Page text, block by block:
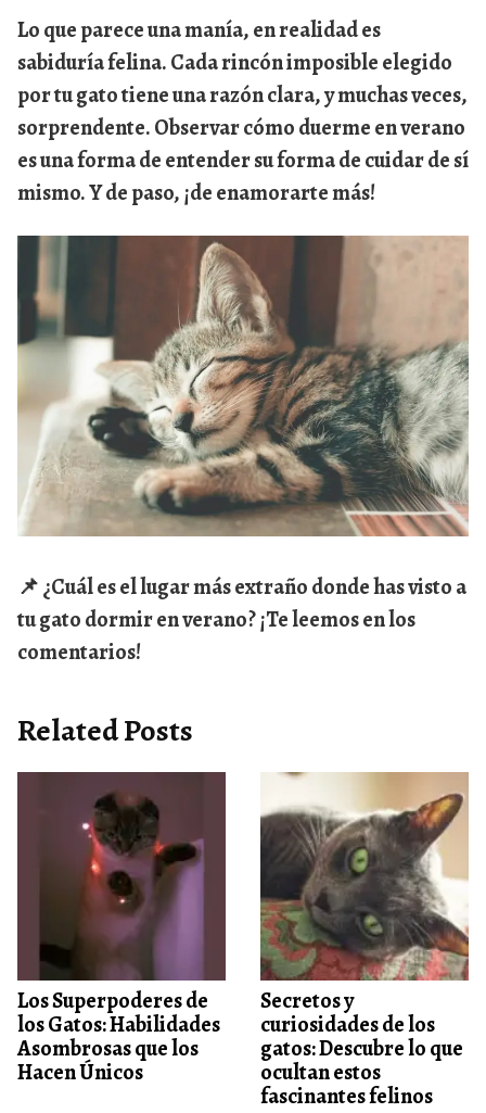
Lo que parece una manía, en realidad es
sabiduría felina. Cada rincón imposible elegido
por tu gato tiene una razón clara, y muchas veces,
sorprendente. Observar cómo duerme en verano
es una forma de entender su forma de cuidar de sí
mismo. Y de paso, ¡de enamorarte más!
📌 ¿Cuál es el lugar más extraño donde has visto a
tu gato dormir en verano? ¡Te leemos en los
comentarios!
Related Posts
Los Superpoderes de
los Gatos: Habilidades
Asombrosas que los
Hacen Únicos
Secretos y
curiosidades de los
gatos: Descubre lo que
ocultan estos
fascinantes felinos